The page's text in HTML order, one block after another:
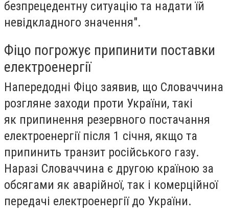
безпрецедентну ситуацію та надати їй
невідкладного значення".
Фіцо погрожує припинити поставки
електроенергії
Напередодні Фіцо заявив, що Словаччина
розгляне заходи проти України, такі
як припинення резервного постачання
електроенергії після 1 січня, якщо та
припинить транзит російського газу.
Наразі Словаччина є другою країною за
обсягами як аварійної, так і комерційної
передачі електроенергії до України.